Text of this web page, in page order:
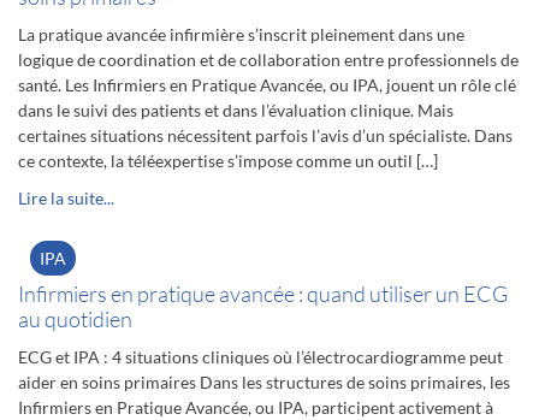
La pratique avancée infirmière s’inscrit pleinement dans une
logique de coordination et de collaboration entre professionnels de
santé. Les Infirmiers en Pratique Avancée, ou IPA, jouent un rôle clé
dans le suivi des patients et dans l’évaluation clinique. Mais
certaines situations nécessitent parfois l’avis d’un spécialiste. Dans
ce contexte, la téléexpertise s’impose comme un outil […]
Lire la suite...
IPA
Infirmiers en pratique avancée : quand utiliser un ECG
au quotidien
ECG et IPA : 4 situations cliniques où l’électrocardiogramme peut
aider en soins primaires Dans les structures de soins primaires, les
Infirmiers en Pratique Avancée, ou IPA, participent activement à